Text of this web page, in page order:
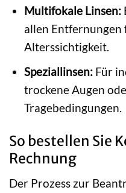
Multifokale Linsen:
allen
Alterssichtigkeit.
Speziallinsen:Für
trockene Augen
Tragebedingungen.
So bestellen Sie
Rechnung
Der Prozess zur